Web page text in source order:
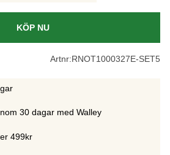
KÖP NU
Artnr:RNOT1000327E-SET5
30 dagar med Walley
499kr